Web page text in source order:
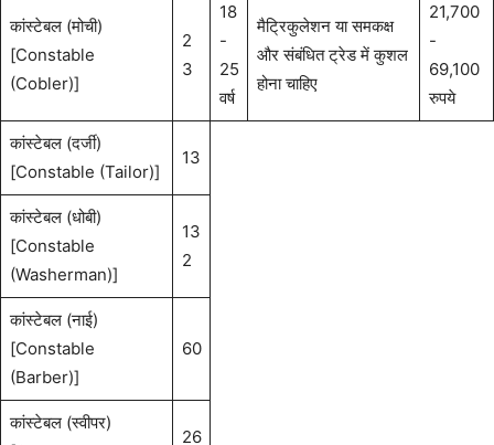
कांस्टेबल (मोची)
[Constable
(Cobler)]
2
3
18
-
25
वर्ष
मैट्रिकुलेशन या समकक्ष
और संबंधित ट्रेड में कुशल
होना चाहिए
21,700
-
69,100
रुपये
कांस्टेबल (दर्जी)
[Constable (Tailor)]
13
कांस्टेबल (धोबी)
[Constable
(Washerman)]
13
2
कांस्टेबल (नाई)
[Constable
(Barber)]
60
कांस्टेबल (स्वीपर)
26